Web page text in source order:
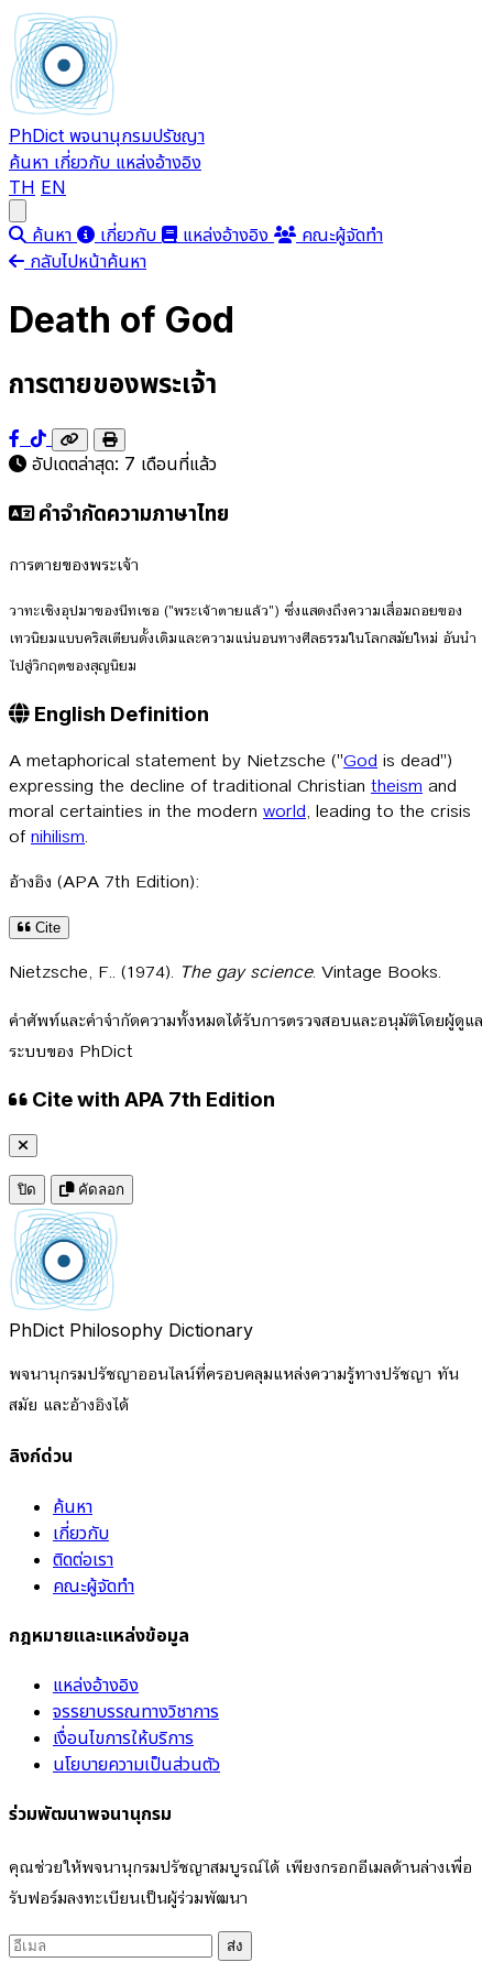
PhDict พจนานุกรมปรัชญา
ค้นหา เกี่ยวกับ แหล่งอ้างอิง
TH EN
ค้นหา เกี่ยวกับ แหล่งอ้างอิง
คณะผู้จัดทำ
กลับไปหน้าค้นหา
Death of God
การตายของพระเจ้า
อัปเดตล่าสุด: 7 เดือนที่แล้ว
คำจำกัดความภาษาไทย
การตายของพระเจ้า
วาทะเชิงอุปมาของนีทเชอ ("พระเจ้าตายแล้ว") ซึ่งแสดงถึงความเสื่อมถอยของ
เทวนิยมแบบคริสเตียนดั้งเดิมและความแน่นอนทางศีลธรรมในโลกสมัยใหม่ อันนำ
ไปสู่วิกฤตของสุญนิยม
English Definition
A metaphorical statement by Nietzsche ("God is dead")
expressing the decline of traditional Christian theism and
moral certainties in the modern world, leading to the crisis
ofnihilism.
อ้างอิง (APA 7th Edition):
Cite
Nietzsche, F.. (1974). The gay science. Vintage Books.
คำศัพท์และคำจำกัดความทั้งหมดได้รับการตรวจสอบและอนุมัติโดยผู้ดูแล
ระบบของ PhDict
Cite with APA 7th Edition
ปิด คัดลอก
PhDict Philosophy Dictionary
พจนานุกรมปรัชญาออนไลน์ที่ครอบคลุมแหล่งความรู้ทางปรัชญา ทัน
สมัย และอ้างอิงได้
ลิงก์ด่วน
ค้นหา
เกี่ยวกับ
ติดต่อเรา
คณะผู้จัดทำ
กฎหมายและแหล่งข้อมูล
แหล่งอ้างอิง
จรรยาบรรณทางวิชาการ
เงื่อนไขการให้บริการ
นโยบายความเป็นส่วนตัว
ร่วมพัฒนาพจนานุกรม
คุณช่วยให้พจนานุกรมปรัชญาสมบูรณ์ได้ เพียงกรอกอีเมลด้านล่างเพื่อ
รับฟอร์มลงทะเบียนเป็นผู้ร่วมพัฒนา
ส่ง